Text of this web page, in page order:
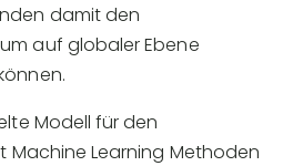
damit den
auf globaler Ebene
Modell für den
Machine Learning Methoden